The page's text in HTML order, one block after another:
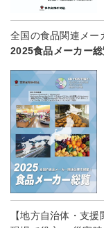
全国の食品関連メ
2025食品メーカー
【地方自治体・支援